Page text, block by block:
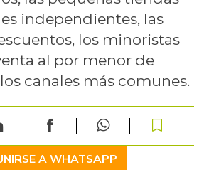
independientes, las
los minoristas
al por menor de
canales más comunes.
A WHATSAPP